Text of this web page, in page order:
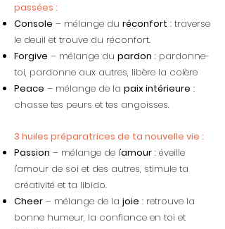
passées :
Console – mélange du réconfort : traverse
le deuil et trouve du réconfort.
Forgive – mélange du pardon : pardonne-
toi, pardonne aux autres, libère la colère
Peace – mélange de la paix intérieure :
chasse tes peurs et tes angoisses.
3 huiles préparatrices de ta nouvelle vie :
Passion – mélange de l'amour : éveille
l'amour de soi et des autres, stimule ta
créativité et ta libido.
Cheer – mélange de la joie : retrouve la
bonne humeur, la confiance en toi et